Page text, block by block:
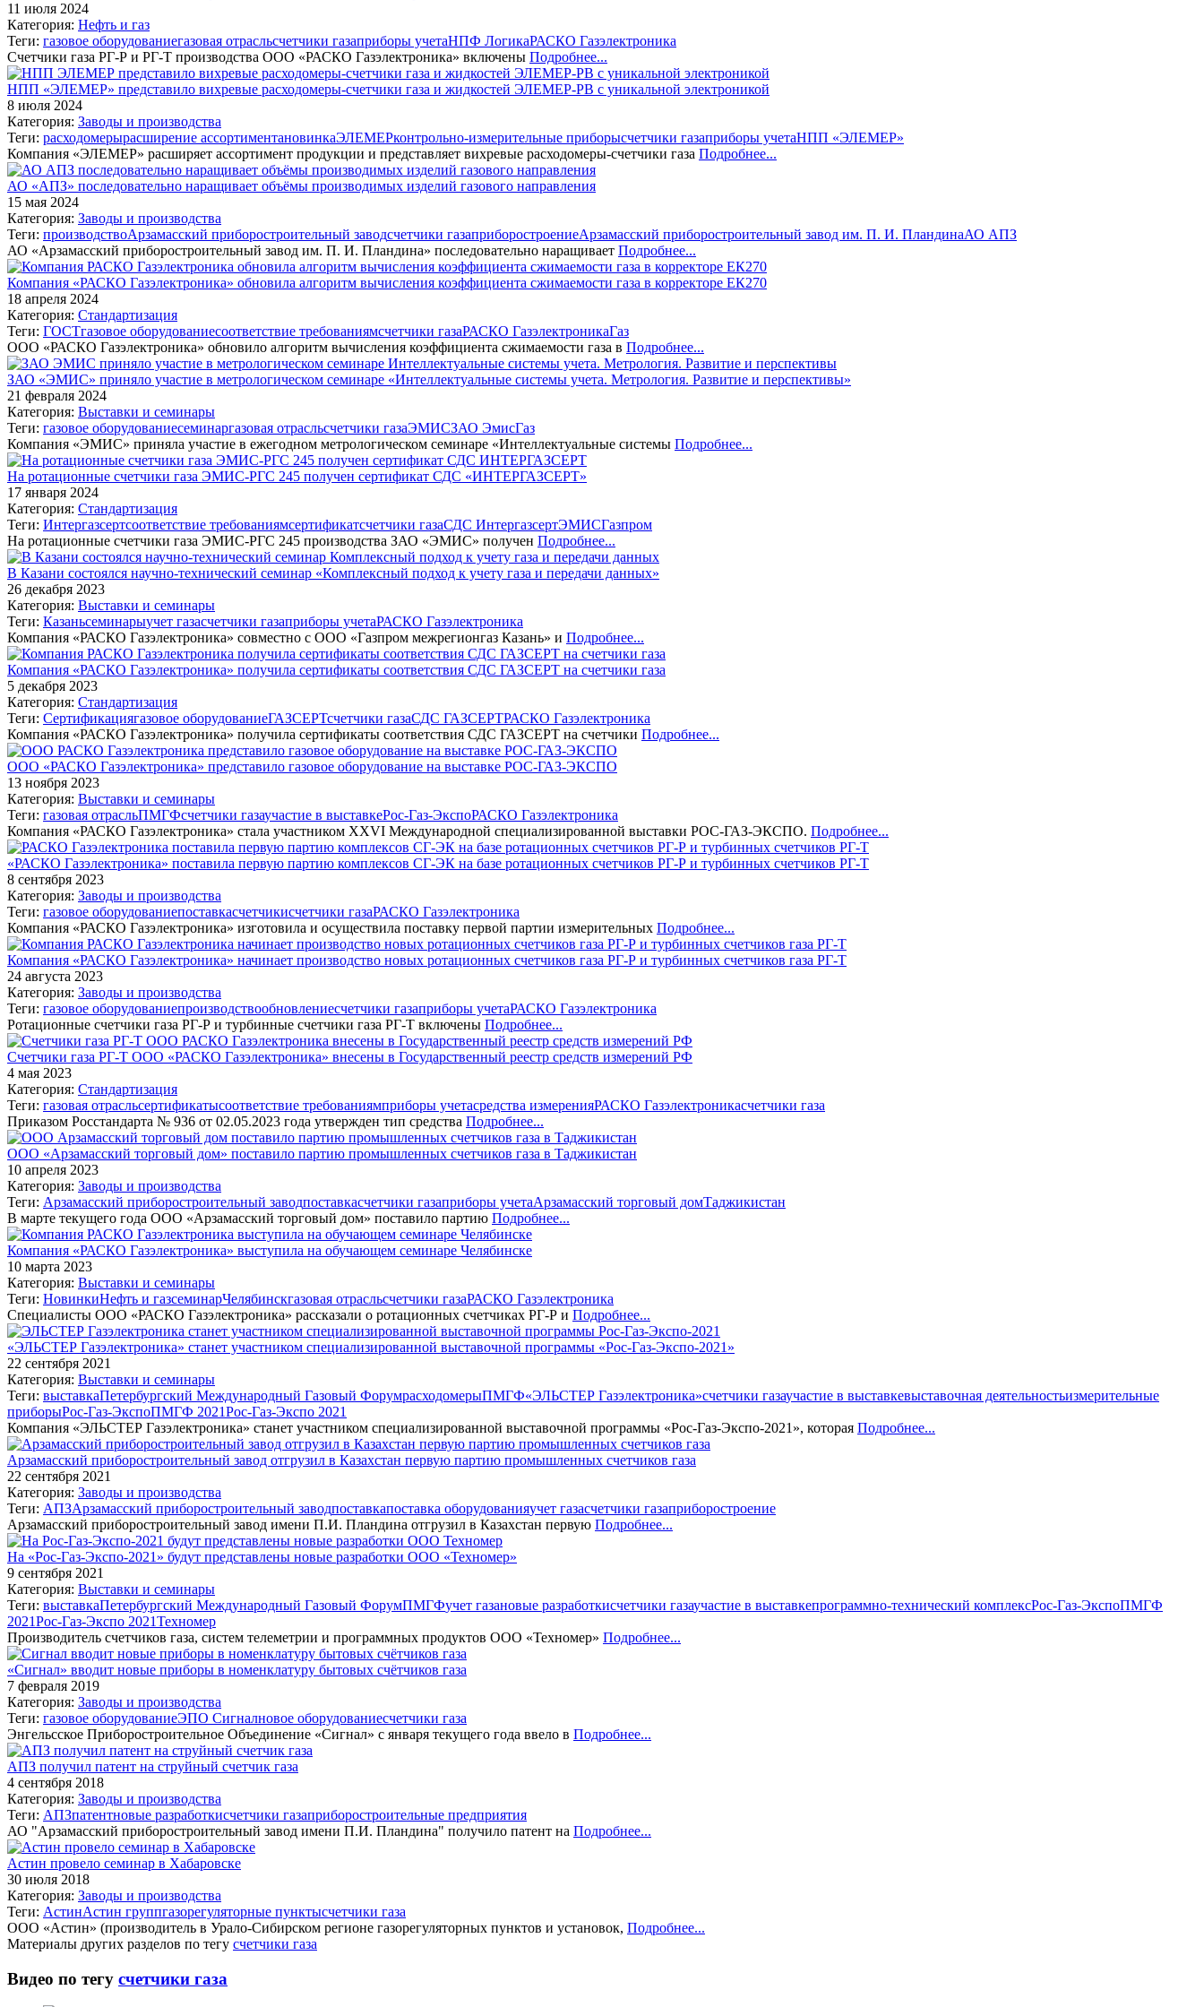
11 июля 2024
Категория: Нефть и газ
Теги: газовое оборудованиегазовая отрасльсчетчики газаприборы учетаНПФ ЛогикаРАСКО Газэлектроника
Счетчики газа РГ-Р и РГ-Т производства ООО «РАСКО Газэлектроника» включены Подробнее...
НПП «ЭЛЕМЕР» представило вихревые расходомеры-счетчики газа и жидкостей ЭЛЕМЕР-РВ с уникальной электроникой
8 июля 2024
Категория: Заводы и производства
Теги: расходомерырасширение ассортиментановинкаЭЛЕМЕРконтрольно-измерительные приборысчетчики газаприборы учетаНПП «ЭЛЕМЕР»
Компания «ЭЛЕМЕР» расширяет ассортимент продукции и представляет вихревые расходомеры-счетчики газа Подробнее...
АО «АПЗ» последовательно наращивает объёмы производимых изделий газового направления
15 мая 2024
Категория: Заводы и производства
Теги: производствоАрзамасский приборостроительный заводсчетчики газаприборостроениеАрзамасский приборостроительный завод им. П. И. ПландинаАО АПЗ
АО «Арзамасский приборостроительный завод им. П. И. Пландина» последовательно наращивает Подробнее...
Компания «РАСКО Газэлектроника» обновила алгоритм вычисления коэффициента сжимаемости газа в корректоре ЕК270
18 апреля 2024
Категория: Стандартизация
Теги: ГОСТгазовое оборудованиесоответствие требованиямсчетчики газаРАСКО ГазэлектроникаГаз
ООО «РАСКО Газэлектроника» обновило алгоритм вычисления коэффициента сжимаемости газа в Подробнее...
ЗАО «ЭМИС» приняло участие в метрологическом семинаре «Интеллектуальные системы учета. Метрология. Развитие и перспективы»
21 февраля 2024
Категория: Выставки и семинары
Теги: газовое оборудованиесеминаргазовая отрасльсчетчики газаЭМИСЗАО ЭмисГаз
Компания «ЭМИС» приняла участие в ежегодном метрологическом семинаре «Интеллектуальные системы Подробнее...
На ротационные счетчики газа ЭМИС-РГС 245 получен сертификат СДС «ИНТЕРГАЗСЕРТ»
17 января 2024
Категория: Стандартизация
Теги: Интергазсертсоответствие требованиямсертификатсчетчики газаСДС ИнтергазсертЭМИСГазпром
На ротационные счетчики газа ЭМИС-РГС 245 производства ЗАО «ЭМИС» получен Подробнее...
В Казани состоялся научно-технический семинар «Комплексный подход к учету газа и передачи данных»
26 декабря 2023
Категория: Выставки и семинары
Теги: Казаньсеминарыучет газасчетчики газаприборы учетаРАСКО Газэлектроника
Компания «РАСКО Газэлектроника» совместно с ООО «Газпром межрегионгаз Казань» и Подробнее...
Компания «РАСКО Газэлектроника» получила сертификаты соответствия СДС ГАЗСЕРТ на счетчики газа
5 декабря 2023
Категория: Стандартизация
Теги: Сертификациягазовое оборудованиеГАЗСЕРТсчетчики газаСДС ГАЗСЕРТРАСКО Газэлектроника
Компания «РАСКО Газэлектроника» получила сертификаты соответствия СДС ГАЗСЕРТ на счетчики Подробнее...
ООО «РАСКО Газэлектроника» представило газовое оборудование на выставке РОС-ГАЗ-ЭКСПО
13 ноября 2023
Категория: Выставки и семинары
Теги: газовая отрасльПМГФсчетчики газаучастие в выставкеРос-Газ-ЭкспоРАСКО Газэлектроника
Компания «РАСКО Газэлектроника» стала участником XXVI Международной специализированной выставки РОС-ГАЗ-ЭКСПО. Подробнее...
«РАСКО Газэлектроника» поставила первую партию комплексов СГ-ЭК на базе ротационных счетчиков РГ-Р и турбинных счетчиков РГ-Т
8 сентября 2023
Категория: Заводы и производства
Теги: газовое оборудованиепоставкасчетчикисчетчики газаРАСКО Газэлектроника
Компания «РАСКО Газэлектроника» изготовила и осуществила поставку первой партии измерительных Подробнее...
Компания «РАСКО Газэлектроника» начинает производство новых ротационных счетчиков газа РГ-Р и турбинных счетчиков газа РГ-Т
24 августа 2023
Категория: Заводы и производства
Теги: газовое оборудованиепроизводствообновлениесчетчики газаприборы учетаРАСКО Газэлектроника
Ротационные счетчики газа РГ-Р и турбинные счетчики газа РГ-Т включены Подробнее...
Счетчики газа РГ-Т ООО «РАСКО Газэлектроника» внесены в Государственный реестр средств измерений РФ
4 мая 2023
Категория: Стандартизация
Теги: газовая отрасльсертификатысоответствие требованиямприборы учетасредства измеренияРАСКО Газэлектроникасчетчики газа
Приказом Росстандарта № 936 от 02.05.2023 года утвержден тип средства Подробнее...
ООО «Арзамасский торговый дом» поставило партию промышленных счетчиков газа в Таджикистан
10 апреля 2023
Категория: Заводы и производства
Теги: Арзамасский приборостроительный заводпоставкасчетчики газаприборы учетаАрзамасский торговый домТаджикистан
В марте текущего года ООО «Арзамасский торговый дом» поставило партию Подробнее...
Компания «РАСКО Газэлектроника» выступила на обучающем семинаре Челябинске
10 марта 2023
Категория: Выставки и семинары
Теги: НовинкиНефть и газсеминарЧелябинскгазовая отрасльсчетчики газаРАСКО Газэлектроника
Специалисты ООО «РАСКО Газэлектроника» рассказали о ротационных счетчиках РГ-Р и Подробнее...
«ЭЛЬСТЕР Газэлектроника» станет участником специализированной выставочной программы «Рос-Газ-Экспо-2021»
22 сентября 2021
Категория: Выставки и семинары
Теги: выставкаПетербургский Международный Газовый ФорумрасходомерыПМГФ«ЭЛЬСТЕР Газэлектроника»счетчики газаучастие в выставкевыставочная деятельностьизмерительные
приборыРос-Газ-ЭкспоПМГФ 2021Рос-Газ-Экспо 2021
Компания «ЭЛЬСТЕР Газэлектроника» станет участником специализированной выставочной программы «Рос-Газ-Экспо-2021», которая Подробнее...
Арзамасский приборостроительный завод отгрузил в Казахстан первую партию промышленных счетчиков газа
22 сентября 2021
Категория: Заводы и производства
Теги: АПЗАрзамасский приборостроительный заводпоставкапоставка оборудованияучет газасчетчики газаприборостроение
Арзамасский приборостроительный завод имени П.И. Пландина отгрузил в Казахстан первую Подробнее...
На «Рос-Газ-Экспо-2021» будут представлены новые разработки ООО «Техномер»
9 сентября 2021
Категория: Выставки и семинары
Теги: выставкаПетербургский Международный Газовый ФорумПМГФучет газановые разработкисчетчики газаучастие в выставкепрограммно-технический комплексРос-Газ-ЭкспоПМГФ
2021Рос-Газ-Экспо 2021Техномер
Производитель счетчиков газа, систем телеметрии и программных продуктов ООО «Техномер» Подробнее...
«Сигнал» вводит новые приборы в номенклатуру бытовых счётчиков газа
7 февраля 2019
Категория: Заводы и производства
Теги: газовое оборудованиеЭПО Сигналновое оборудованиесчетчики газа
Энгельсское Приборостроительное Объединение «Сигнал» с января текущего года ввело в Подробнее...
АПЗ получил патент на струйный счетчик газа
4 сентября 2018
Категория: Заводы и производства
Теги: АПЗпатентновые разработкисчетчики газаприборостроительные предприятия
АО "Арзамасский приборостроительный завод имени П.И. Пландина" получило патент на Подробнее...
Астин провело семинар в Хабаровске
30 июля 2018
Категория: Заводы и производства
Теги: АстинАстин группгазорегуляторные пунктысчетчики газа
ООО «Астин» (производитель в Урало-Сибирском регионе газорегуляторных пунктов и установок, Подробнее...
Материалы других разделов по тегу счетчики газа
Видео по тегу счетчики газа